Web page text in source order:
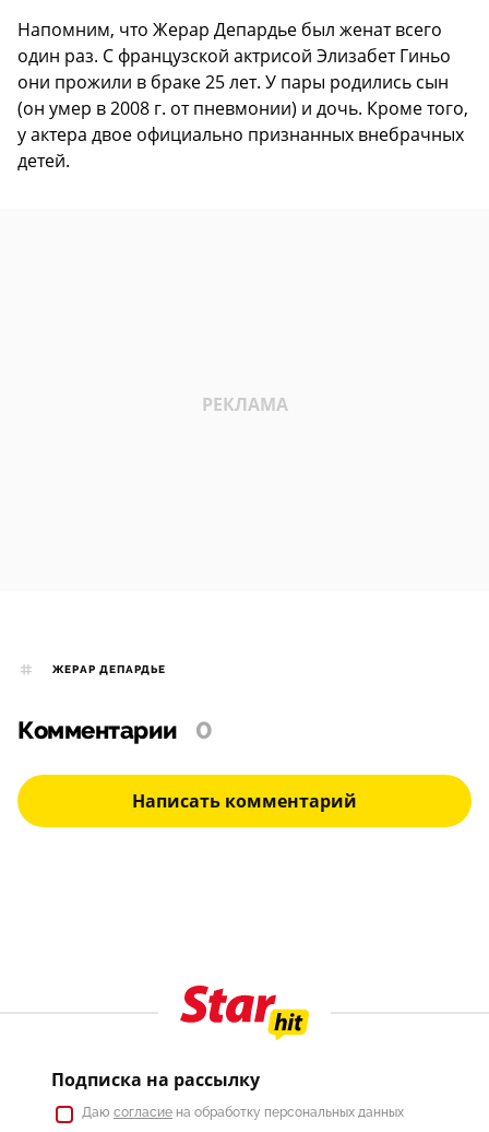
Напомним, что Жерар Депардье был женат всего
один раз. С французской актрисой Элизабет Гиньо
они прожили в браке 25 лет. У пары родились сын
(он умер в 2008 г. от пневмонии) и дочь. Кроме того,
у актера двое официально признанных внебрачных
детей.
ЖЕРАР ДЕПАРДЬЕ
Комментарии 0
Написать комментарий
Подписка на рассылку
Даю согласие на обработку персональных данных